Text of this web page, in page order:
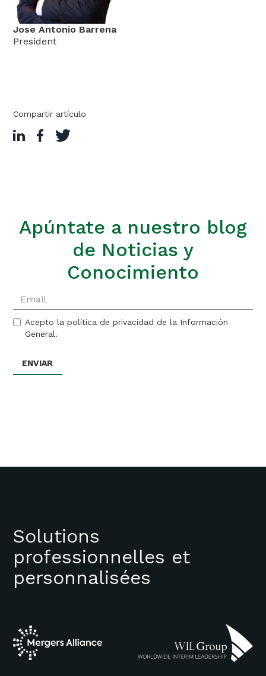
Jose Antonio Barrena
President
Compartir artículo
Apúntate a nuestro blog
de Noticias y
Conocimiento
Acepto la política de privacidad de la Información
General.
Solutions
professionnelles et
personnalisées